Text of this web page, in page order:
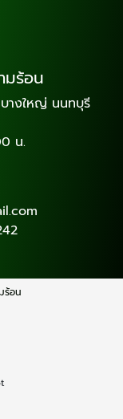
ร้อน
างใหญ่ นนทบุรี
น.
ร้อน